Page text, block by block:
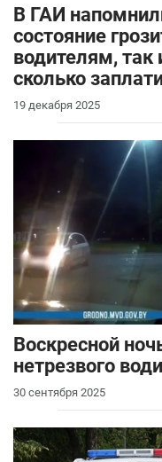
В ГАИ
состояние
водителям,
сколько
19 декабря 2025
Воскресной
нетрезвого
30 сентября 2025